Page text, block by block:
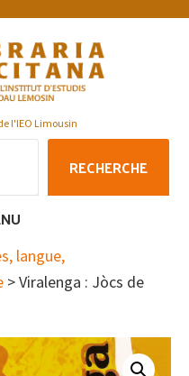
l'IEO Limousin
:
RECHERCHE
langue,
> Viralenga : Jòcs de